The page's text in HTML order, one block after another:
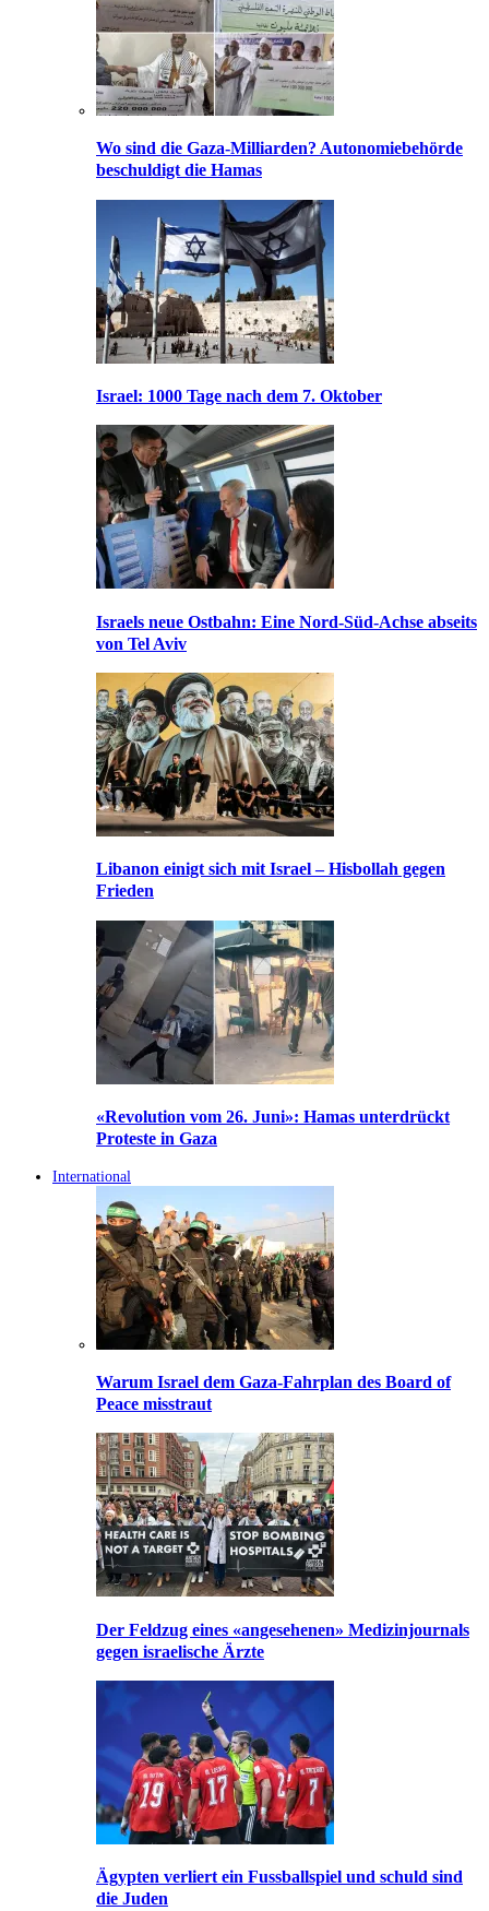
Wo sind die Gaza-Milliarden? Autonomiebehörde
beschuldigt die Hamas
Israel: 1000 Tage nach dem 7. Oktober
Israels neue Ostbahn: Eine Nord-Süd-Achse abseits
von Tel Aviv
Libanon einigt sich mit Israel – Hisbollah gegen
Frieden
«Revolution vom 26. Juni»: Hamas unterdrückt
Proteste in Gaza
International
Warum Israel dem Gaza-Fahrplan des Board of
Peace misstraut
Der Feldzug eines «angesehenen» Medizinjournals
gegen israelische Ärzte
Ägypten verliert ein Fussballspiel und schuld sind
die Juden